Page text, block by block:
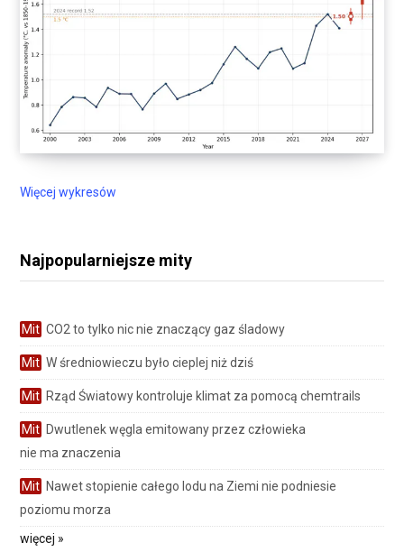
Więcej wykresów
Najpopularniejsze mity
Mit CO2 to tylko nic nie znaczący gaz śladowy
Mit W średniowieczu było cieplej niż dziś
Mit Rząd Światowy kontroluje klimat za pomocą chemtrails
Mit Dwutlenek węgla emitowany przez człowieka
nie ma znaczenia
Mit Nawet stopienie całego lodu na Ziemi nie podniesie
poziomu morza
więcej »